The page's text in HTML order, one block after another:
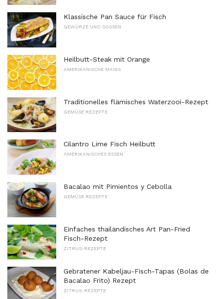
Klassische Pan Sauce für Fisch
GEWÜRZE UND SOSSEN
Heilbutt-Steak mit Orange
AMERIKANISCHE MAINS
Traditionelles flämisches Waterzooi-Rezept
GEMÜSE REZEPTE
Cilantro Lime Fisch Heilbutt
AMERIKANISCHES ESSEN
Bacalao mit Pimientos y Cebolla
GEMÜSE REZEPTE
Einfaches thailändisches Art Pan-Fried
Fisch-Rezept
ZITRUS-REZEPTE
Gebratener Kabeljau-Fisch-Tapas (Bolas de
Bacalao Frito) Rezept
ZITRUS-REZEPTE